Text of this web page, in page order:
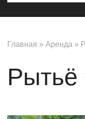
Главная » Аренда »
Рытьё